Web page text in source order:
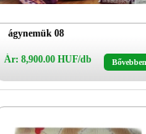
ágynemük 08
Ár: 8,900.00 HUF/db Bővebben